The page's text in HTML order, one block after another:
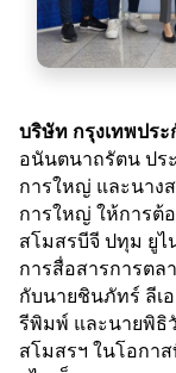
บริษัท กรุงเทพปร
อนันตนาถรัตน ปร
การใหญ่ และนาง
การใหญ่ ให้การต้
สโมสรบีจี ปทุม ยูไ
การสื่อสารการตล
กับนายชินภัทร์ ลีเ
รีพิมพ์ และนายพิธิ
สโมสรฯ ในโอกา